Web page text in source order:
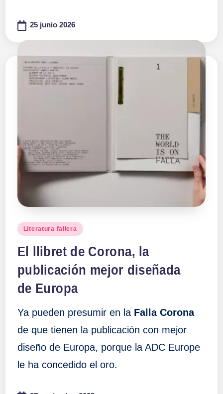
25 junio 2026
Publicado
Literatura fallera
El llibret de Corona, la
publicación mejor diseñada
de Europa
Ya pueden presumir en la Falla Corona
de que tienen la publicación con mejor
diseño de Europa, porque la ADC Europe
le ha concedido el oro.